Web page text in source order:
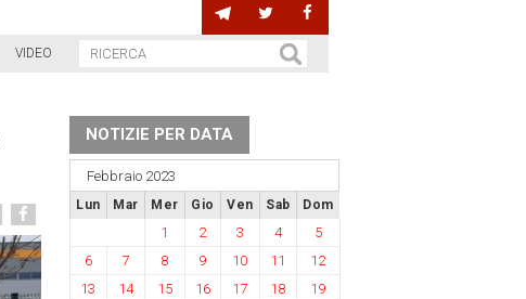
VIDEO
NOTIZIE PER DATA
Febbraio 2023
Lun Mar Mer Gio Ven Sab Dom
1 2 3 4
5
6
7 8 9 10 11
12
13
14 15 16 17 18
19